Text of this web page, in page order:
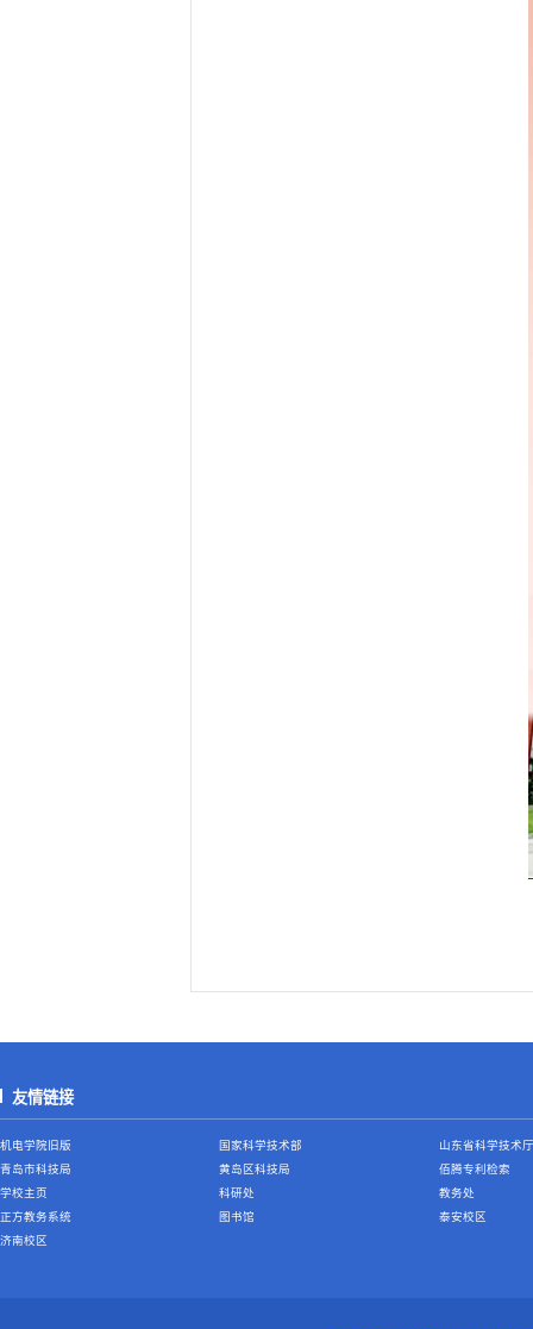
友情链接
机电学院旧版 国家科学技术部
山东省科学技术厅
青岛市科技局
黄岛区科技局
佰腾专利检索
学校主页
科研处
教务处
正方教务系统
图书馆
泰安校区
济南校区